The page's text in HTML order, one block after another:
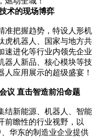
术的现场博弈
把握趋势，特设人形机
虎机器人、国家与地方共
速进化等行业内领先企业
器人新品、核心模块等技
应用展示的超级盛宴！
议 直击智造前沿命题
新能源、机器人、智能
前瞻性的行业视野，以
华东的制造业企业提供